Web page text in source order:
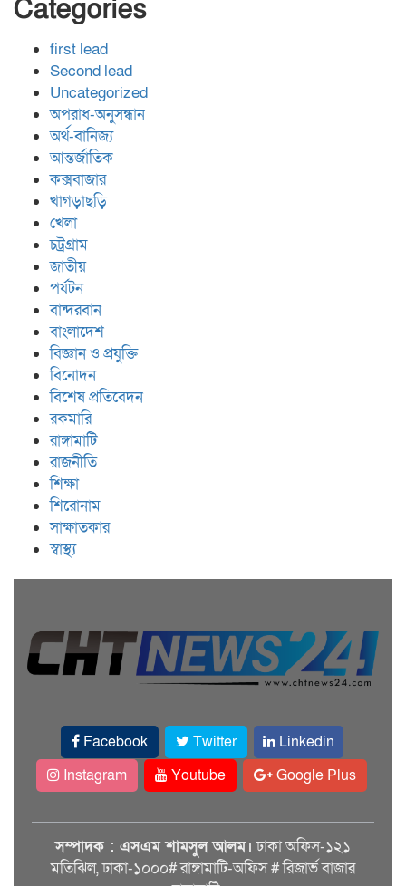
Categories
first lead
Second lead
Uncategorized
অপরাধ-অনুসন্ধান
অর্থ-বানিজ্য
আন্তর্জাতিক
কক্সবাজার
খাগড়াছড়ি
খেলা
চট্রগ্রাম
জাতীয়
পর্যটন
বান্দরবান
বাংলাদেশ
বিজ্ঞান ও প্রযুক্তি
বিনোদন
বিশেষ প্রতিবেদন
রকমারি
রাঙ্গামাটি
রাজনীতি
শিক্ষা
শিরোনাম
সাক্ষাতকার
স্বাস্থ্য
Facebook Twitter
Linkedin
Instagram
Youtube Google Plus
সম্পাদক : এসএম শামসুল আলম। ঢাকা অফিস-১২১
মতিঝিল, ঢাকা-১০০০# রাঙ্গামাটি-অফিস # রিজার্ভ বাজার